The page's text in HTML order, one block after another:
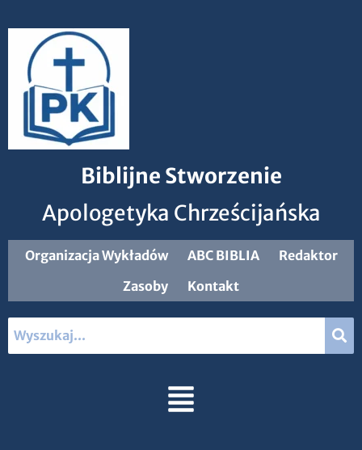
Biblijne Stworzenie
Apologetyka Chrześcijańska
Organizacja Wykładów ABC BIBLIA
Redaktor
Zasoby
Kontakt